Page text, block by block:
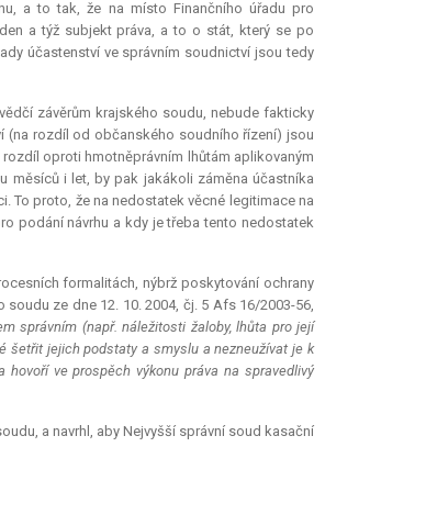
a to tak, že na místo Finančního úřadu pro
a týž subjekt práva, a to o stát, který se po
účastenství ve správním soudnictví jsou tedy
závěrům krajského soudu, nebude fakticky
(na rozdíl od občanského soudního řízení) jsou
oproti hmotněprávním lhůtám aplikovaným
měsíců i let, by pak jakákoli záměna účastníka
To proto, že na nedostatek věcné legitimace na
podání návrhu a kdy je třeba tento nedostatek
formalitách, nýbrž poskytování ochrany
ze dne 12. 10. 2004, čj. 5 Afs 16/2003-56,
správním (např. náležitosti žaloby, lhůta pro její
šetřit jejich podstaty a smyslu a nezneužívat je k
hovoří ve prospěch výkonu práva na spravedlivý
a navrhl, aby Nejvyšší správní soud kasační